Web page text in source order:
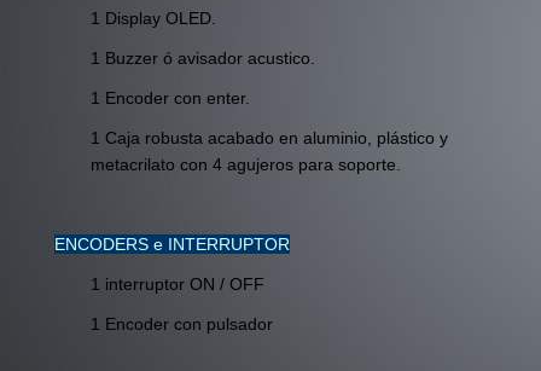
1 Display OLED.
1 Buzzer ó avisador acustico.
1 Encoder con enter.
1 Caja robusta acabado en aluminio, plástico y
metacrilato con 4 agujeros para soporte.
ENCODERS e INTERRUPTOR
1 interruptor ON / OFF
1 Encoder con pulsador